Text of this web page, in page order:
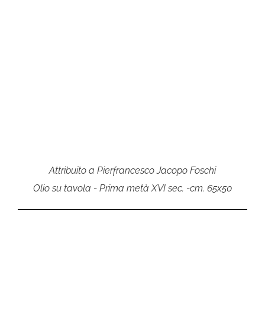
Attribuito a Pierfrancesco Jacopo Foschi
Olio su tavola - Prima metà XVI sec. -cm. 65x50